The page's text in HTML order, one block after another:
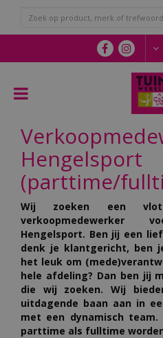
n
a
Hengelsport
(parttime/
Wij zoeken een
Hengelsport. Ben jij een
denk je klantgericht, ben
het leuk om
hele afdeling? Dan ben jij
die wij zoeken. Wij
uitdagende baan aan in
met een dynamisch
parttime als fulltime